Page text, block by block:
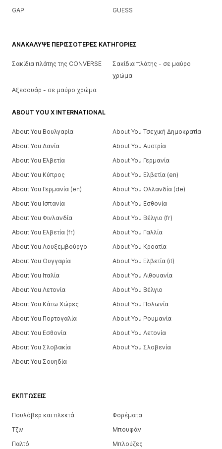
GAP
GUESS
ΕΚΠΤΏΣΕΙΣ
Πουλόβερ και πλεκτά
Φορέματα
Τζιν
Μπουφάν
Παλτό
Μπλούζες
ΑΝΑΚΆΛΥΨΕ ΠΕΡΙΣΣΌΤΕΡΕΣ ΚΑΤΗΓΟΡΊΕΣ
Σακίδια πλάτης της CONVERSE
Σακίδια πλάτης - σε μαύρο
χρώμα
Αξεσουάρ - σε μαύρο χρώμα
ABOUT YOU X INTERNATIONAL
About You Βουλγαρία
About You Τσεχική Δημοκρατία
About You Δανία
About You Αυστρία
About You Ελβετία
About You Γερμανία
About You Κύπρος
About You Ελβετία (en)
About You Γερμανία (en)
About You Ολλανδία (de)
About You Ισπανία
About You Εσθονία
About You Φινλανδία
About You Βέλγιο (fr)
About You Ελβετία (fr)
About You Γαλλία
About You Λουξεμβούργο
About You Κροατία
About You Ουγγαρία
About You Ελβετία (it)
About You Ιταλία
About You Λιθουανία
About You Λετονία
About You Βέλγιο
About You Κάτω Χώρες
About You Πολωνία
About You Πορτογαλία
About You Ρουμανία
About You Εσθονία
About You Λετονία
About You Σλοβακία
About You Σλοβενία
About You Σουηδία